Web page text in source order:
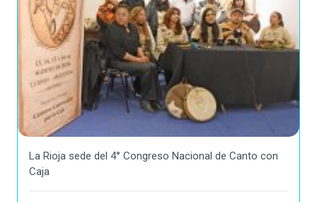
La Rioja sede del 4° Congreso Nacional de Canto con
Caja